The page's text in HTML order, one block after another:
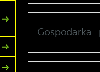
Gospodarka